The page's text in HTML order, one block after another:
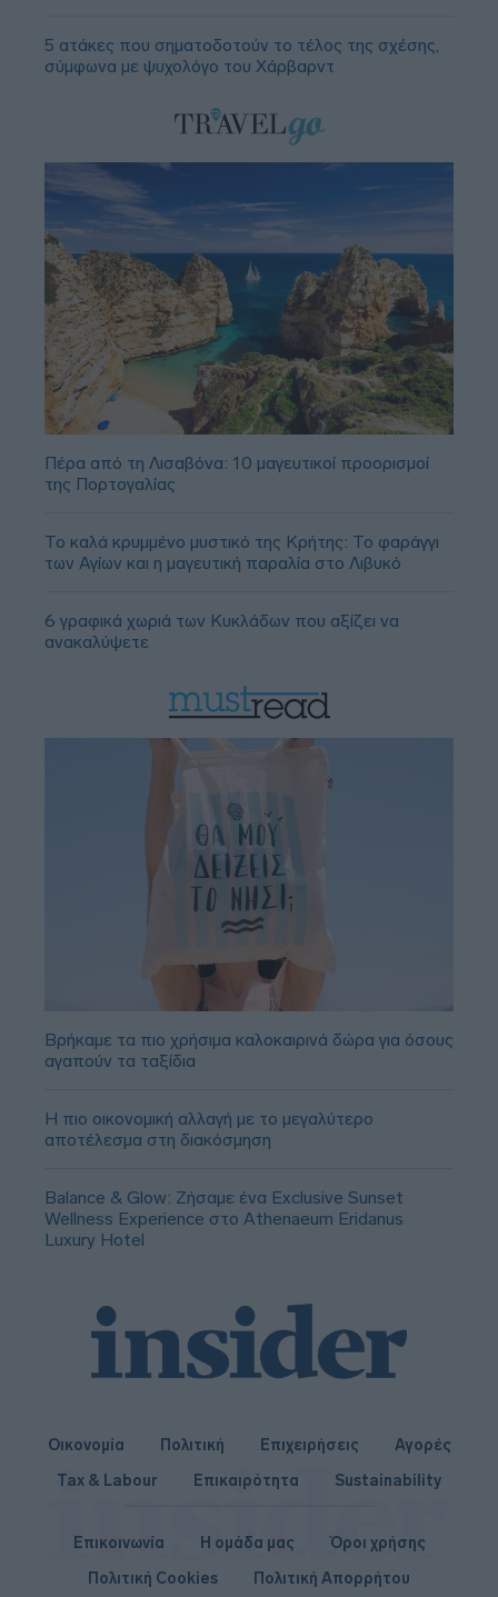
5 ατάκες που σηματοδοτούν το τέλος της σχέσης,
σύμφωνα με ψυχολόγο του Χάρβαρντ
Πέρα από τη Λισαβόνα: 10 μαγευτικοί προορισμοί
της Πορτογαλίας
Το καλά κρυμμένο μυστικό της Κρήτης: Το φαράγγι
των Αγίων και η μαγευτική παραλία στο Λιβυκό
6 γραφικά χωριά των Κυκλάδων που αξίζει να
ανακαλύψετε
Βρήκαμε τα πιο χρήσιμα καλοκαιρινά δώρα για όσους
αγαπούν τα ταξίδια
Η πιο οικονομική αλλαγή με το μεγαλύτερο
αποτέλεσμα στη διακόσμηση
Balance & Glow: Ζήσαμε ένα Exclusive Sunset
Wellness Experience στο Athenaeum Eridanus
Luxury Hotel
Οικονομία Πολιτική Επιχειρήσεις
Αγορές
Tax & Labour
Επικαιρότητα Sustainability
Επικοινωνία Η ομάδα μας
Όροι χρήσης
Πολιτική Cookies
Πολιτική Απορρήτου